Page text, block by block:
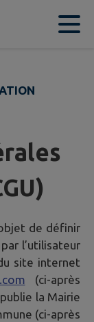
de définir
l’utilisateur
site internet
(ci-après
la Mairie
(ci-après